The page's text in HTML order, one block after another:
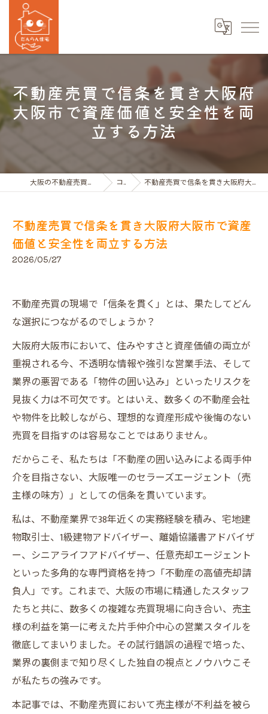
不動産売買で信条を貫き大阪府
大阪市で資産価値と安全性を両
立する方法
大阪の不動産売買ならだんらん住宅株式会社 コラム 不動産売買で信条を貫き大阪府大阪市で資産価値と安全性を両立する方法
不動産売買で信条を貫き大阪府大阪市で資産
価値と安全性を両立する方法
2026/05/27
不動産売買の現場で「信条を貫く」とは、果たしてどん
な選択につながるのでしょうか？
大阪府大阪市において、住みやすさと資産価値の両立が
重視される今、不透明な情報や強引な営業手法、そして
業界の悪習である「物件の囲い込み」といったリスクを
見抜く力は不可欠です。とはいえ、数多くの不動産会社
や物件を比較しながら、理想的な資産形成や後悔のない
売買を目指すのは容易なことではありません。
だからこそ、私たちは「不動産の囲い込みによる両手仲
介を目指さない、大阪唯一のセラーズエージェント（売
主様の味方）」としての信条を貫いています。
私は、不動産業界で38年近くの実務経験を積み、宅地建
物取引士、1級建物アドバイザー、離婚協議書アドバイザ
ー、シニアライフアドバイザー、任意売却エージェント
といった多角的な専門資格を持つ「不動産の高値売却請
負人」です。これまで、大阪の市場に精通したスタッフ
たちと共に、数多くの複雑な売買現場に向き合い、売主
様の利益を第一に考えた片手仲介中心の営業スタイルを
徹底してまいりました。その試行錯誤の過程で培った、
業界の裏側まで知り尽くした独自の視点とノウハウこそ
が私たちの強みです。
本記事では、不動産売買において売主様が不利益を被ら